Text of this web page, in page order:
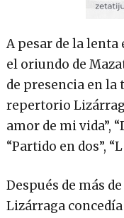
A pesar de la
el oriundo de
de presencia en la
repertorio
amor de mi vida”,
“Partido en dos”,
Después de más
Lizárraga